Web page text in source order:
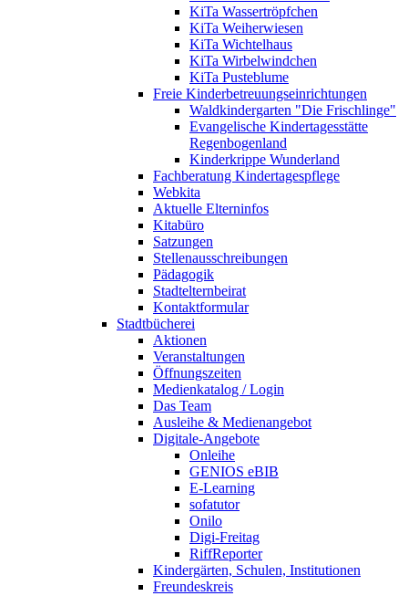
KiTa Wassertröpfchen
KiTa Weiherwiesen
KiTa Wichtelhaus
KiTa Wirbelwindchen
KiTa Pusteblume
Freie Kinderbetreuungseinrichtungen
Waldkindergarten "Die Frischlinge"
Evangelische Kindertagesstätte
Regenbogenland
Kinderkrippe Wunderland
Fachberatung Kindertagespflege
Webkita
Aktuelle Elterninfos
Kitabüro
Satzungen
Stellenausschreibungen
Pädagogik
Stadtelternbeirat
Kontaktformular
Stadtbücherei
Aktionen
Veranstaltungen
Öffnungszeiten
Medienkatalog / Login
Das Team
Ausleihe & Medienangebot
Digitale-Angebote
Onleihe
GENIOS eBIB
E-Learning
sofatutor
Onilo
Digi-Freitag
RiffReporter
Kindergärten, Schulen, Institutionen
Freundeskreis